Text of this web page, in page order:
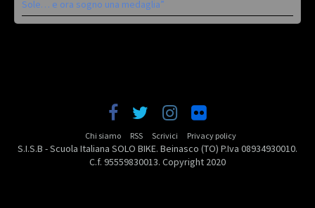
Sole… e ora sogno una medaglia”
Chi siamo RSS Scrivici Privacy policy
S.I.S.B - Scuola Italiana SOLO BIKE. Beinasco (TO) P.Iva 08934930010.
C.f. 95559830013. Copyright 2020